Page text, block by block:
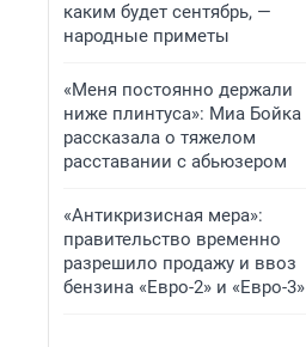
каким будет сентябрь, —
народные приметы
«Меня постоянно держали
ниже плинтуса»: Миа Бойка
рассказала о тяжелом
расставании с абьюзером
«Антикризисная мера»:
правительство временно
разрешило продажу и ввоз
бензина «Евро-2» и «Евро-3»